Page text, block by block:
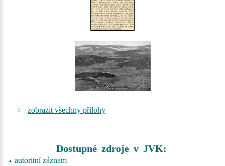
zobrazit všechny přílohy
Dostupné zdroje v JVK:
autoritní záznam